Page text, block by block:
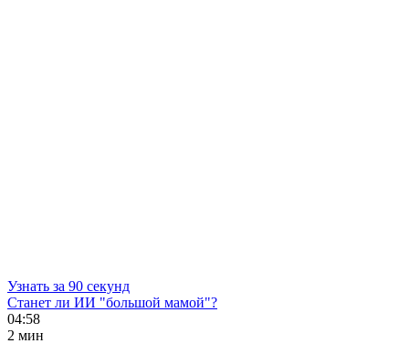
Узнать за 90 секунд
Станет ли ИИ "большой мамой"?
04:58
2 мин